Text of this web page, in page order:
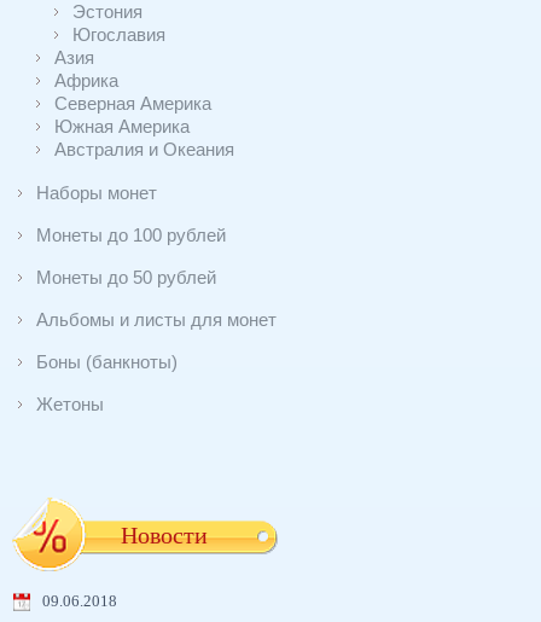
Эстония
Югославия
Азия
Африка
Северная Америка
Южная Америка
Австралия и Океания
Наборы монет
Монеты до 100 рублей
Монеты до 50 рублей
Альбомы и листы для монет
Боны (банкноты)
Жетоны
Новости
09.06.2018